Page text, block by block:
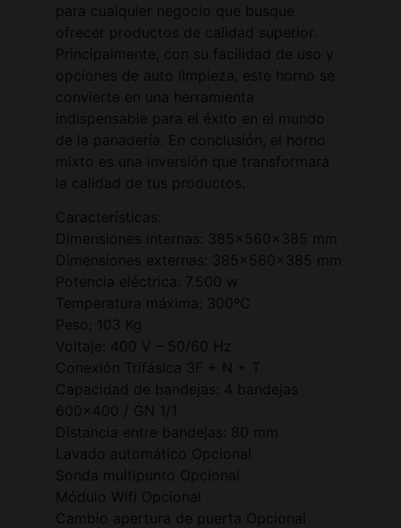
para cualquier negocio que busque
ofrecer productos de calidad superior.
Principalmente, con su facilidad de uso y
opciones de auto limpieza, este horno se
convierte en una herramienta
indispensable para el éxito en el mundo
de la panadería. En conclusión, el horno
mixto es una inversión que transformará
la calidad de tus productos.
Características:
Dimensiones internas: 385x560x385 mm
Dimensiones externas: 385x560x385 mm
Potencia eléctrica: 7.500 w
Temperatura máxima: 300ºC
Peso: 103 Kg
Voltaje: 400 V – 50/60 Hz
Conexión Trifásica 3F + N + T
Capacidad de bandejas: 4 bandejas
600×400 / GN 1/1
Distancia entre bandejas: 80 mm
Lavado automático Opcional
Sonda multipunto Opcional
Módulo Wifi Opcional
Cambio apertura de puerta Opcional